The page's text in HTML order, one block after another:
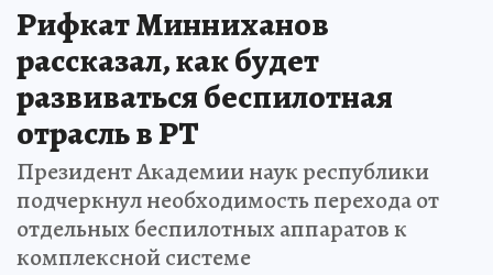
Рифкат Минниханов
рассказал, как будет
развиваться беспилотная
отрасль в РТ
Президент Академии наук республики
подчеркнул необходимость перехода от
отдельных беспилотных аппаратов к
комплексной системе